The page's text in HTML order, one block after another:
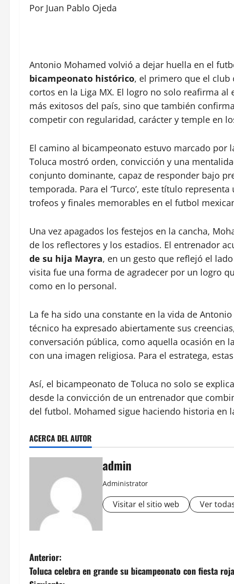
Por Juan Pablo Ojeda
Antonio Mohamed volvió a dejar huella en el
bicampeonato histórico, el primero que el club
cortos en la Liga MX. El logro no solo reafirma
más exitosos del país, sino que también
competir con regularidad, carácter y temple en
El camino al bicampeonato estuvo marcado por
Toluca mostró orden, convicción y una
conjunto dominante, capaz de responder bajo
temporada. Para el ‘Turco’, este título
trofeos y finales memorables en el futbol
Una vez apagados los festejos en la cancha,
de los reflectores y los estadios. El entrenador
de su hija Mayra, en un gesto que reflejó el
visita fue una forma de agradecer por un logro
como en lo personal.
La fe ha sido una constante en la vida de
técnico ha expresado abiertamente sus
conversación pública, como aquella ocasión en
con una imagen religiosa. Para el estratega,
Así, el bicampeonato de Toluca no solo se
desde la convicción de un entrenador que
del futbol. Mohamed sigue haciendo historia en
ACERCA DEL AUTOR
admin
Administrator
Visitar el sitio web Ver
N
Anterior:
Toluca celebra en grande su bicampeonato con fiesta roja